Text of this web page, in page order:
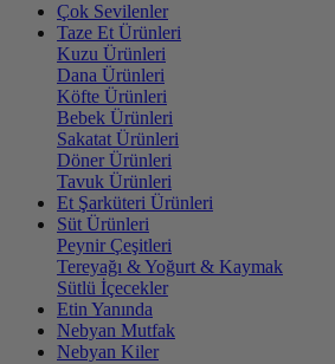
Çok Sevilenler
Taze Et Ürünleri
Kuzu Ürünleri
Dana Ürünleri
Köfte Ürünleri
Bebek Ürünleri
Sakatat Ürünleri
Döner Ürünleri
Tavuk Ürünleri
Et Şarküteri Ürünleri
Süt Ürünleri
Peynir Çeşitleri
Tereyağı & Yoğurt & Kaymak
Sütlü İçecekler
Etin Yanında
Nebyan Mutfak
Nebyan Kiler